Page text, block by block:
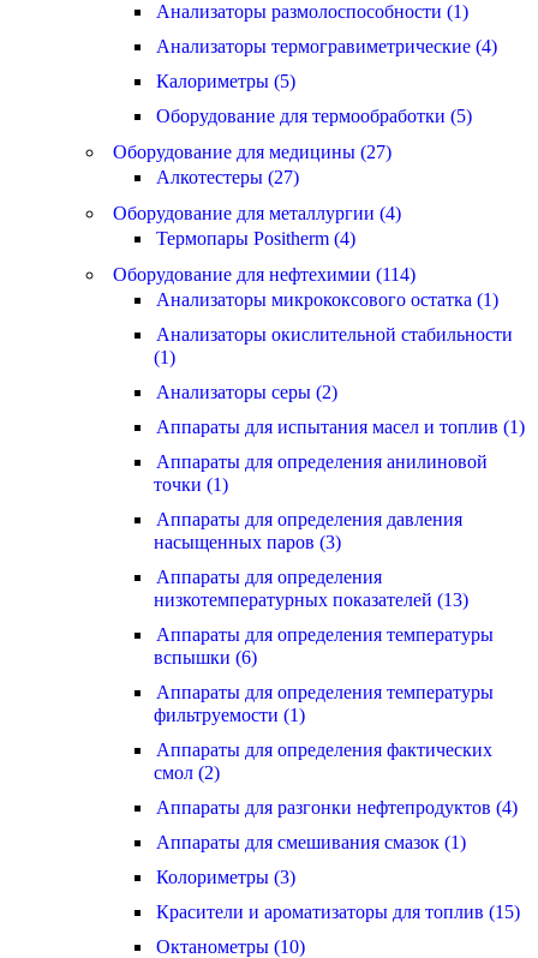
Анализаторы размолоспособности (1)
Анализаторы термогравиметрические (4)
Калориметры (5)
Оборудование для термообработки (5)
Оборудование для медицины (27)
Алкотестеры (27)
Оборудование для металлургии (4)
Термопары Positherm (4)
Оборудование для нефтехимии (114)
Анализаторы микрококсового остатка (1)
Анализаторы окислительной стабильности
(1)
Анализаторы серы (2)
Аппараты для испытания масел и топлив (1)
Аппараты для определения анилиновой
точки (1)
Аппараты для определения давления
насыщенных паров (3)
Аппараты для определения
низкотемпературных показателей (13)
Аппараты для определения температуры
вспышки (6)
Аппараты для определения температуры
фильтруемости (1)
Аппараты для определения фактических
смол (2)
Аппараты для разгонки нефтепродуктов (4)
Аппараты для смешивания смазок (1)
Колориметры (3)
Красители и ароматизаторы для топлив (15)
Октанометры (10)